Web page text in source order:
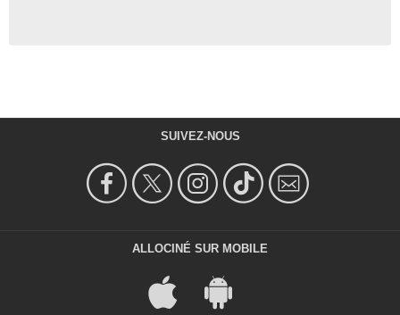
SUIVEZ-NOUS
ALLOCINÉ SUR MOBILE